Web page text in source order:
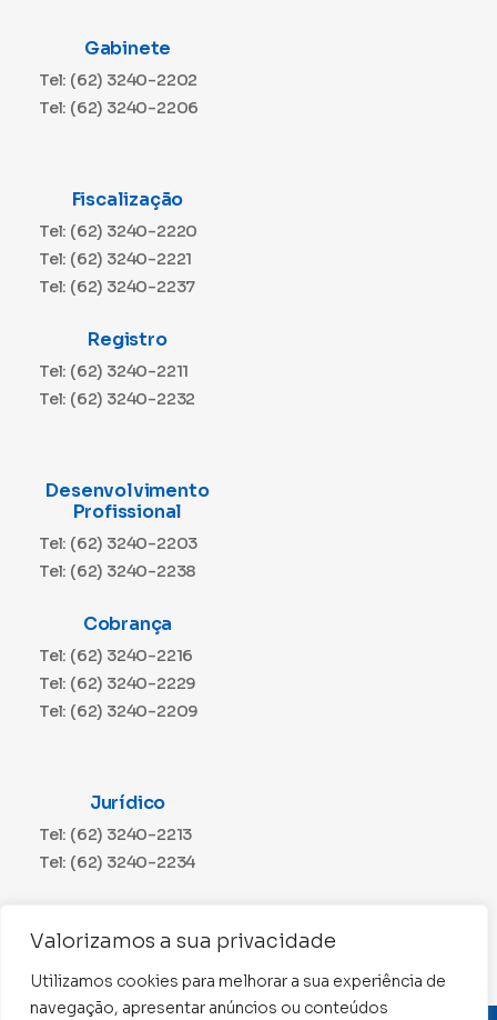
Valorizamos a sua privacidade
Utilizamos cookies para melhorar a sua experiência de
navegação, apresentar anúncios ou conteúdos
Gabinete
Tel: (62) 3240-2202
Tel: (62) 3240-2206
Fiscalização
Tel: (62) 3240-2220
Tel: (62) 3240-2221
Tel: (62) 3240-2237
Registro
Tel: (62) 3240-2211
Tel: (62) 3240-2232
Desenvolvimento
Profissional
Tel: (62) 3240-2203
Tel: (62) 3240-2238
Cobrança
Tel: (62) 3240-2216
Tel: (62) 3240-2229
Tel: (62) 3240-2209
Jurídico
Tel: (62) 3240-2213
Tel: (62) 3240-2234
Tel: (62) 3240-2230